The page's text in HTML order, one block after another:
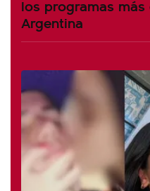
los programas
Argentina